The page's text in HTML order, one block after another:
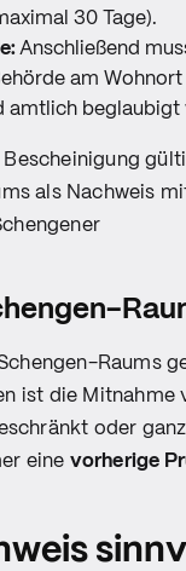
30 Tage).
Anschließend
am
amtlich beglaubigt
als Nachweis
Raums
ist die Mitnahme
oder
eine vorherige